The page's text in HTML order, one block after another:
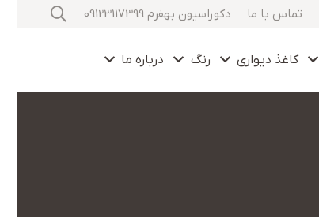
تماس با ما دکوراسیون بهفرم 09123117399
کاغذ دیواری رنگ درباره ما